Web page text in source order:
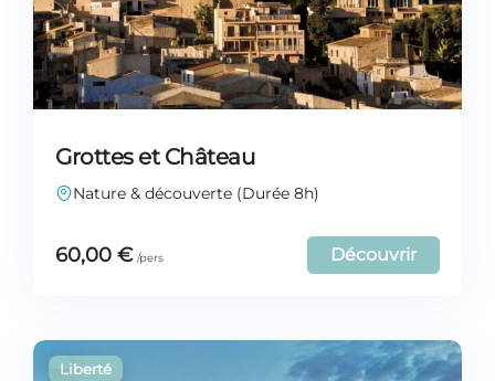
Grottes et Château
Nature & découverte (Durée 8h)
60,00 € Découvrir